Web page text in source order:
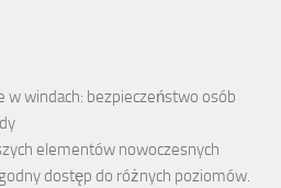
w windach: bezpieczeństwo osób
elementów nowoczesnych
dostęp do różnych poziomów.